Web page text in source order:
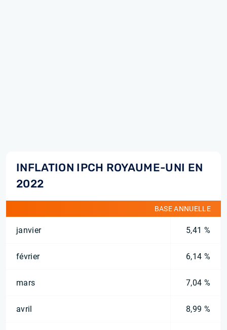
INFLATION IPCH ROYAUME-UNI EN
2022
BASE ANNUELLE
janvier 5,41 %
février 6,14 %
mars 7,04 %
avril 8,99 %